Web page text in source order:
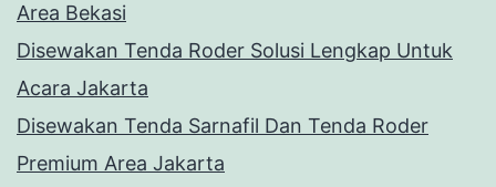
Area Bekasi
Disewakan Tenda Roder Solusi Lengkap Untuk
Acara Jakarta
Disewakan Tenda Sarnafil Dan Tenda Roder
Premium Area Jakarta